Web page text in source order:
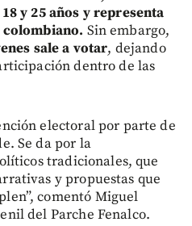
y 25 años y representa
colombiano. Sin embargo,
sale a votar, dejando
dentro de las
electoral por parte de
Se da por la
tradicionales, que
y propuestas que
comentó Miguel
del Parche Fenalco.